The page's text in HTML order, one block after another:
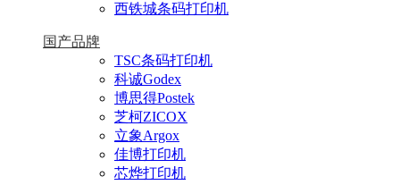
西铁城条码打印机
国产品牌
TSC条码打印机
科诚Godex
博思得Postek
芝柯ZICOX
立象Argox
佳博打印机
芯烨打印机